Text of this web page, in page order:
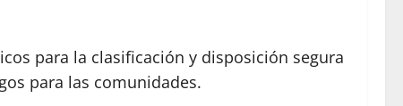
para la clasificación y disposición segura
para las comunidades.